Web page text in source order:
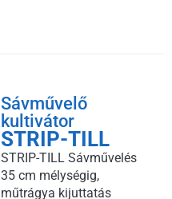
Sávművelő
kultivátor
STRIP-TILL
STRIP-TILL Sávművelés
35 cm mélységig,
műtrágya kijuttatás